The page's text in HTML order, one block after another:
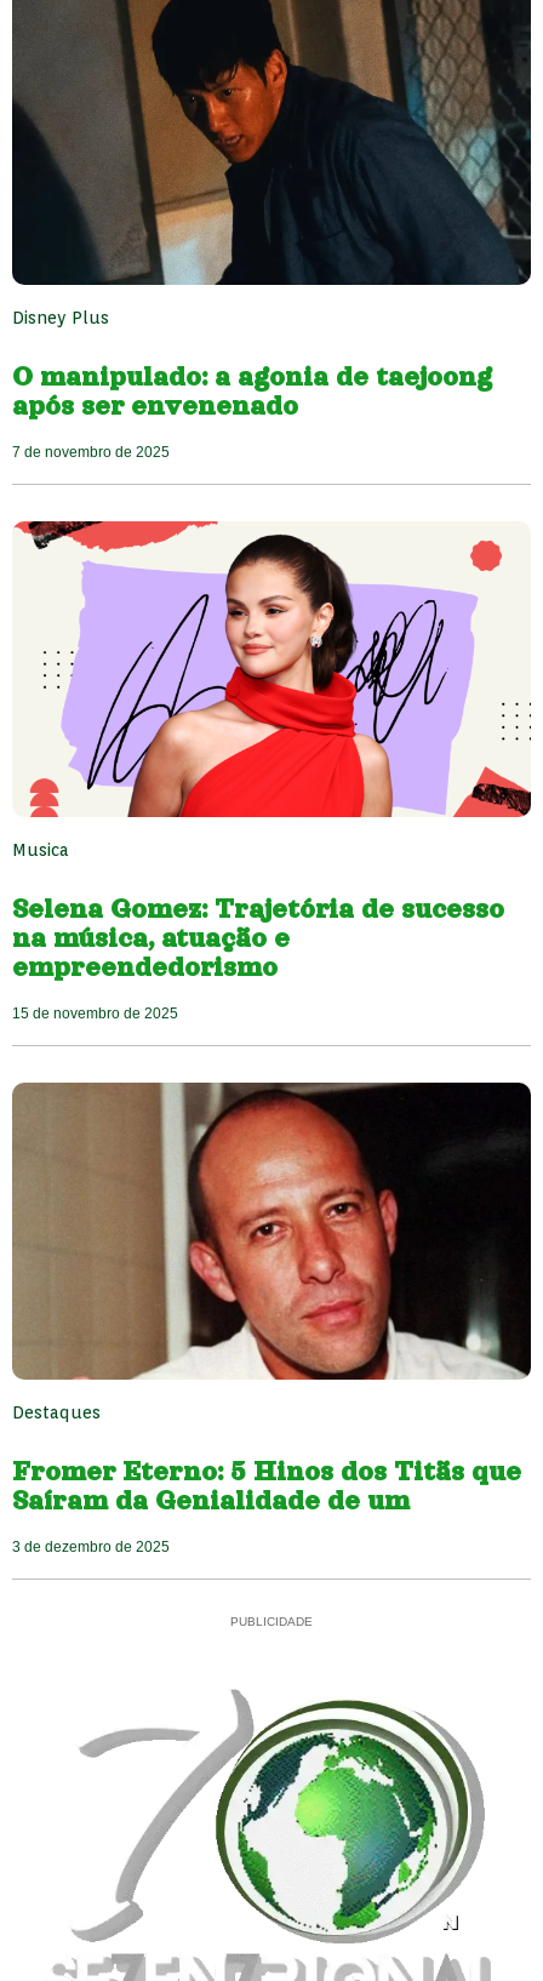
Disney Plus
O manipulado: a agonia de taejoong
após ser envenenado
7 de novembro de 2025
Musica
Selena Gomez: Trajetória de sucesso
na música, atuação e
empreendedorismo
15 de novembro de 2025
Destaques
Fromer Eterno: 5 Hinos dos Titãs que
Saíram da Genialidade de um
3 de dezembro de 2025
PUBLICIDADE